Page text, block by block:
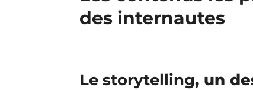
des internautes
Le storytelling, un